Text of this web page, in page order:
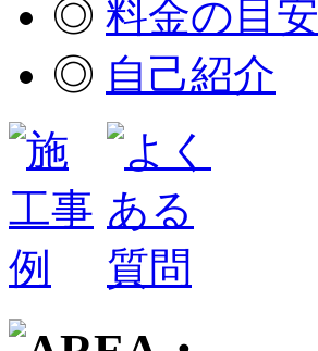
◎ 料金の目安
◎ 自己紹介